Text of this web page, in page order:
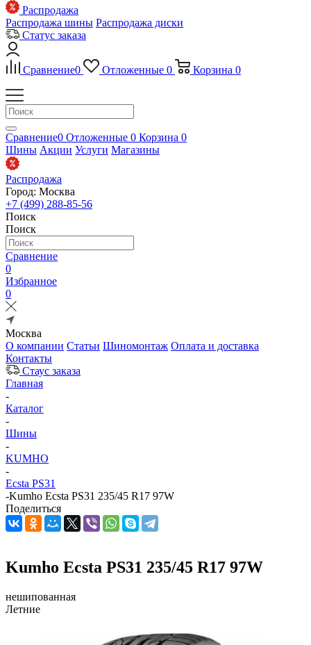
Распродажа
Распродажа шины Распродажа диски
Статус заказа
Сравнение0 Отложенные 0 Корзина 0
Сравнение0 Отложенные 0 Корзина 0
Шины Акции Услуги Магазины
Распродажа
Город: Москва
+7 (499) 288-85-56
Поиск
Поиск
Сравнение
0
Избранное
0
Москва
О компании Статьи Шиномонтаж Оплата и доставка
Контакты
Стаус заказа
Главная
-
Каталог
-
Шины
-
KUMHO
-
Ecsta PS31
-Kumho Ecsta PS31 235/45 R17 97W
Поделиться
Kumho Ecsta PS31 235/45 R17 97W
нешипованная
Летние